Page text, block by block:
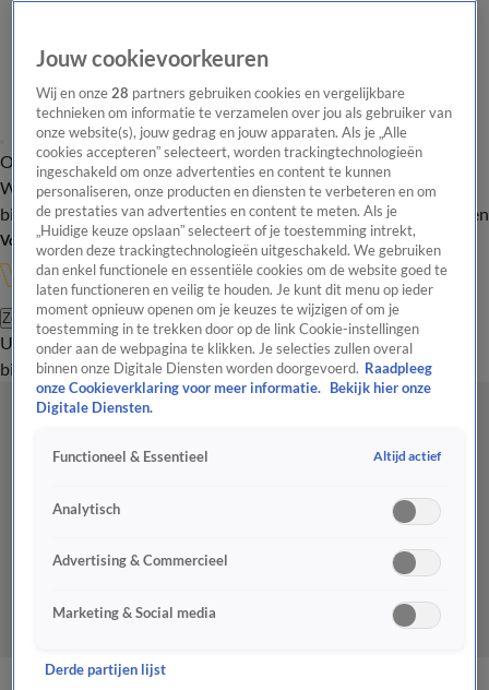
Overzicht Onze programma's Uitzendingen Onze gezichten
In de
WandelgangenInterviewsUitzending
bijwonenPodcastShopVeelgestelde vragenKijkersvraag insturen
Volg Vandaag Inside
Zoeken
UitzendingenVandaag InsideDe OranjezomerShopUitzending
bijwonen
Jouw cookievoorkeuren
Wij en onze28 partners gebruiken cookies en vergelijkbare
technieken om informatie te verzamelen over jou als gebruiker van
onze website(s), jouw gedrag en jouw apparaten. Als je „Alle
cookies accepteren” selecteert, worden trackingtechnologieën
ingeschakeld om onze advertenties en content te kunnen
personaliseren, onze producten en diensten te verbeteren en om
de prestaties van advertenties en content te meten. Als je
„Huidige keuze opslaan” selecteert of je toestemming intrekt,
worden deze trackingtechnologieën uitgeschakeld. We gebruiken
dan enkel functionele en essentiële cookies om de website goed te
laten functioneren en veilig te houden. Je kunt dit menu op ieder
moment opnieuw openen om je keuzes te wijzigen of om je
toestemming in te trekken door op de link Cookie-instellingen
onder aan de webpagina te klikken. Je selecties zullen overal
binnen onze Digitale Diensten worden doorgevoerd. Raadpleeg
onze Cookieverklaring voor meer informatie.
Bekijk hier onze
Digitale Diensten.
Functioneel & Essentieel Altijd actief
Analytisch
Advertising & Commercieel
Marketing & Social media
Derde partijen lijst